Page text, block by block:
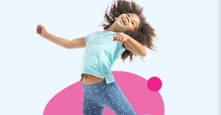
opblaasbare autobescherming van JB Inflatables? Het is heel
simpel: Je parkeert je auto in de opblaasbare garage en sluit
de beschermhoes. Kies je voor een Car Capsule? Dan moet je
de doorzichtige auto beschermhoes zelf nog even over je
vierwieler trekken. Een opblaasbare overkapping van JB
Inflatables is ook geschikt als camperstalling of
motorstalling. Zo staat je vervoersmiddel altijd veilig en
Koop Car Capsules en Bike Capsules als veilige